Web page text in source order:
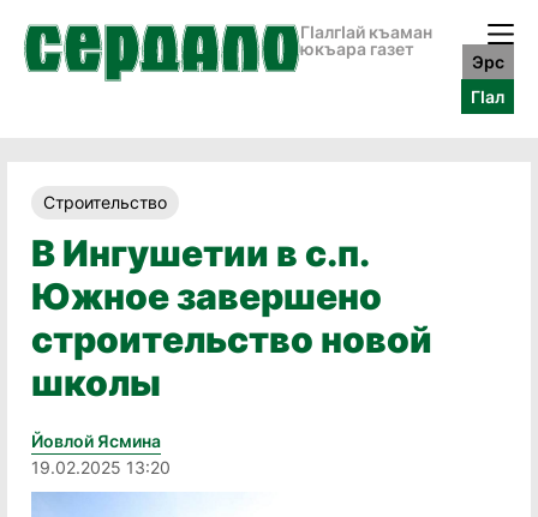
ГӀалгӀай къаман
юкъара газет
Эрс
ГӀал
Строительство
В Ингушетии в с.п.
Южное завершено
строительство новой
школы
Йовлой Ясмина
19.02.2025 13:20